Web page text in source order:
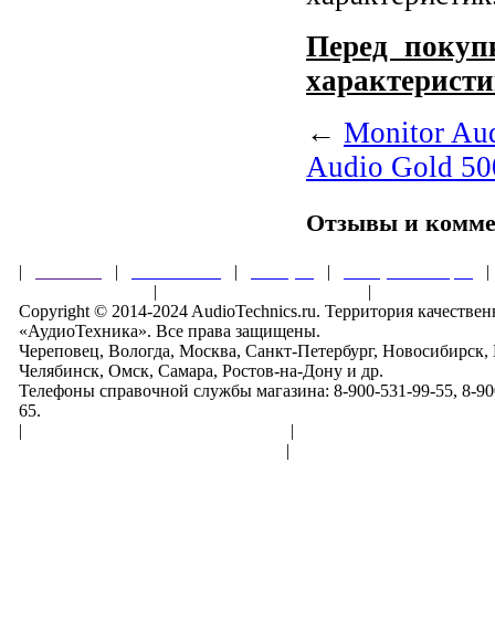
Перед
← Monitor
Audio Gold
Отзывы и
| | | |
|
|
Copyright © 2014-2024 AudioTechnics.ru. Территория
«АудиоТехника». Все права защищены.
Череповец, Вологда, Москва, Санкт-Петербург,
Челябинск, Омск, Самара, Ростов-на-Дону и др.
Телефоны справочной службы магазина: 8-900-531-99-55, 8-
65.
|
|
|